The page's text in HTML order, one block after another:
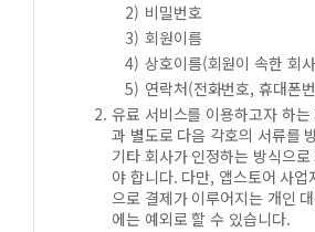
비밀번호
회원이름
상호이름(회원이 속한 회
연락처(전화번호, 휴대폰
유료 서비스를 이용하고자 하
과 별도로 다음 각호의 서류를
기타 회사가 인정하는 방식으
야 합니다. 다만, 앱스토어 사업
으로 결제가 이루어지는 개인
에는 예외로 할 수 있습니다.